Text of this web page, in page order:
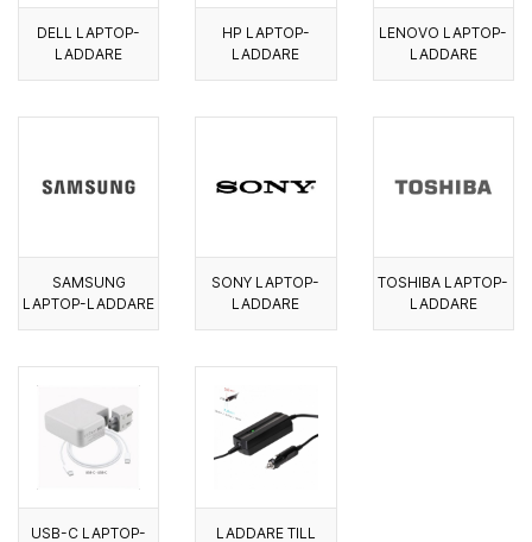
DELL LAPTOP-
LADDARE
HP LAPTOP-
LADDARE
LENOVO LAPTOP-
LADDARE
SAMSUNG
LAPTOP-LADDARE
SONY LAPTOP-
LADDARE
TOSHIBA LAPTOP-
LADDARE
USB-C LAPTOP- LADDARE TILL